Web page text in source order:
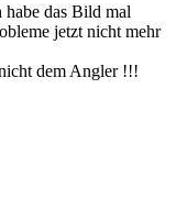
das Bild mal
jetzt nicht mehr
dem Angler !!!